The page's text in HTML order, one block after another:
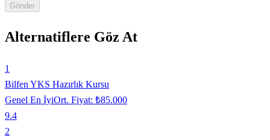
Gönder
Alternatiflere Göz At
1
Bilfen YKS Hazırlık Kursu
Genel En İyiOrt. Fiyat: ₺85.000
9.4
2